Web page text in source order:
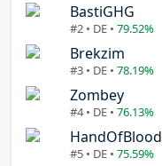
BastiGHG
#2 • DE • 79.52%
Brekzim
#3 • DE • 78.19%
Zombey
#4 • DE • 76.13%
HandOfBlood
#5 • DE • 75.59%